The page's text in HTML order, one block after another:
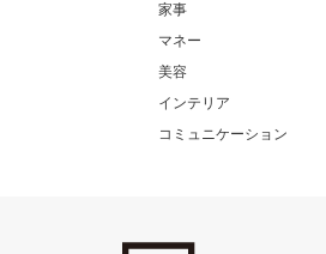
家事
マネー
美容
インテリア
コミュニケーション